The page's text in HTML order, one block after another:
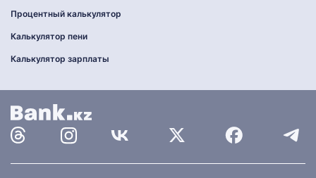
Процентный калькулятор
Калькулятор пени
Калькулятор зарплаты